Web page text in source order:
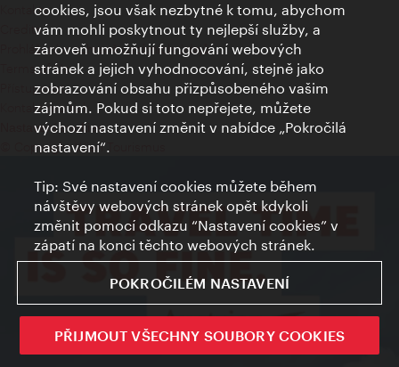
Kontakty
Credits
Prohlášení o ochraně osobních údajů
Terms of Use
Přístupnost
Kontakt pro tisk
Nastavení cookies
© Copyright Wien Tourismus
cookies, jsou však nezbytné k tomu, abychom
vám mohli poskytnout ty nejlepší služby, a
zároveň umožňují fungování webových
stránek a jejich vyhodnocování, stejně jako
zobrazování obsahu přizpůsobeného vašim
zájmům. Pokud si toto nepřejete, můžete
výchozí nastavení změnit v nabídce „Pokročilá
nastavení“.
Tip: Své nastavení cookies můžete během
návštěvy webových stránek opět kdykoli
změnit pomocí odkazu “Nastavení cookies” v
zápatí na konci těchto webových stránek.
POKROČILÉM NASTAVENÍ
PŘIJMOUT VŠECHNY SOUBORY COOKIES